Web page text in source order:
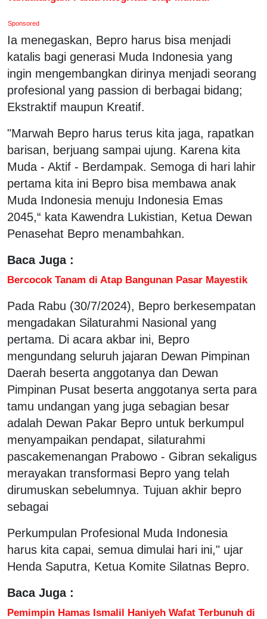
Sponsored
Ia menegaskan, Bepro harus bisa menjadi
katalis bagi generasi Muda Indonesia yang
ingin mengembangkan dirinya menjadi seorang
profesional yang passion di berbagai bidang;
Ekstraktif maupun Kreatif.
"Marwah Bepro harus terus kita jaga, rapatkan
barisan, berjuang sampai ujung. Karena kita
Muda - Aktif - Berdampak. Semoga di hari lahir
pertama kita ini Bepro bisa membawa anak
Muda Indonesia menuju Indonesia Emas
2045,“ kata Kawendra Lukistian, Ketua Dewan
Penasehat Bepro menambahkan.
Baca Juga :
Bercocok Tanam di Atap Bangunan Pasar Mayestik
Pada Rabu (30/7/2024), Bepro berkesempatan
mengadakan Silaturahmi Nasional yang
pertama. Di acara akbar ini, Bepro
mengundang seluruh jajaran Dewan Pimpinan
Daerah beserta anggotanya dan Dewan
Pimpinan Pusat beserta anggotanya serta para
tamu undangan yang juga sebagian besar
adalah Dewan Pakar Bepro untuk berkumpul
menyampaikan pendapat, silaturahmi
pascakemenangan Prabowo - Gibran sekaligus
merayakan transformasi Bepro yang telah
dirumuskan sebelumnya. Tujuan akhir bepro
sebagai
Perkumpulan Profesional Muda Indonesia
harus kita capai, semua dimulai hari ini," ujar
Henda Saputra, Ketua Komite Silatnas Bepro.
Baca Juga :
Pemimpin Hamas Ismalil Haniyeh Wafat Terbunuh di